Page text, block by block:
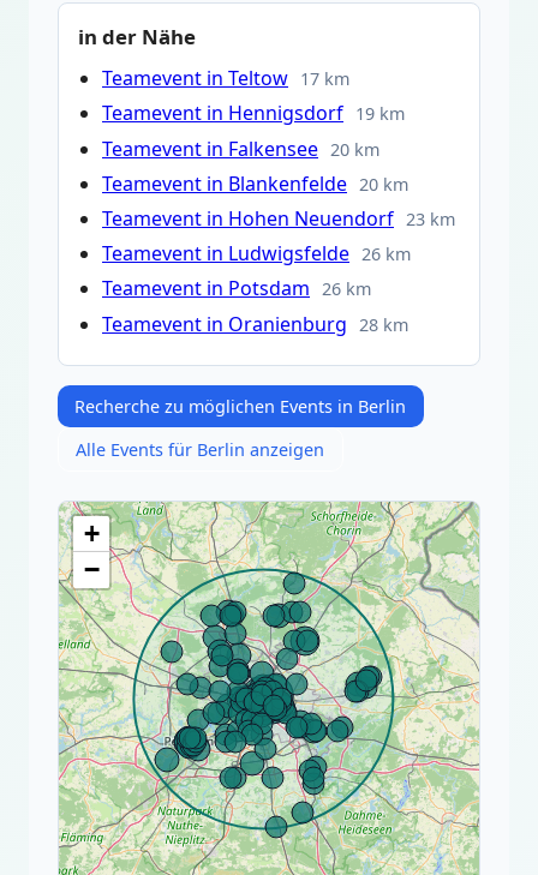
in der Nähe
Teamevent in Teltow 17 km
Teamevent in Hennigsdorf 19 km
Teamevent in Falkensee 20 km
Teamevent in Blankenfelde 20 km
Teamevent in Hohen Neuendorf 23 km
Teamevent in Ludwigsfelde 26 km
Teamevent in Potsdam 26 km
Teamevent in Oranienburg 28 km
Recherche zu möglichen Events in Berlin
Alle Events für Berlin anzeigen
+
−